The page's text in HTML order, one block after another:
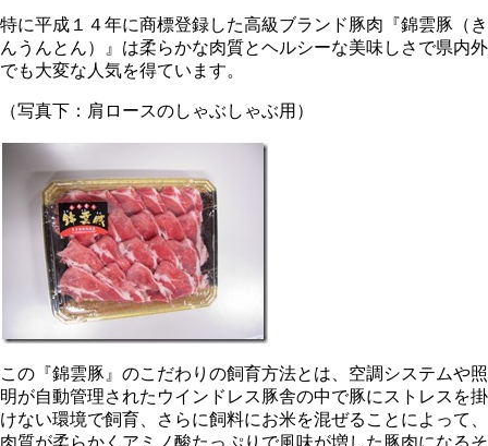
特に平成１４年に商標登録した高級ブランド豚肉『錦雲豚（き
んうんとん）』は柔らかな肉質とヘルシーな美味しさで県内外
でも大変な人気を得ています。
（写真下：肩ロースのしゃぶしゃぶ用）
この『錦雲豚』のこだわりの飼育方法とは、空調システムや照
明が自動管理されたウインドレス豚舎の中で豚にストレスを掛
けない環境で飼育、さらに飼料にお米を混ぜることによって、